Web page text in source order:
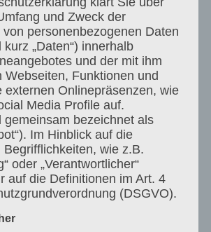
Previous
post:
8. Stellungnahme und Empfehlung
Next
post:
Bericht von der ackpa Jahrestagung
2023
und Zweck der
personenbezogenen Daten
„Daten“) innerhalb
und der mit ihm
Webseiten, Funktionen und
externen Onlinepräsenzen, wie
Media Profile auf.
gemeinsam bezeichnet als
Im Hinblick auf die
wie z.B.
oder „Verantwortlicher“
auf die Definitionen im Art. 4
(DSGVO).